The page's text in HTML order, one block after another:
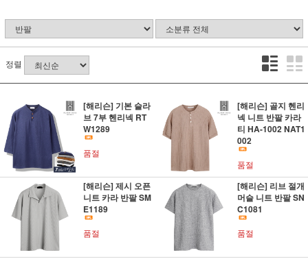
정렬
[해리슨] 기본 슬라
브 7부 헨리넥 RT
W1289
품절
[해리슨] 골지 헨리
넥 니트 반팔 카라
티 HA-1002 NAT1
002
품절
[해리슨] 제시 오픈
니트 카라 반팔 SM
E1189
품절
[해리슨] 리브 절개
머슬 니트 반팔 SN
C1081
품절